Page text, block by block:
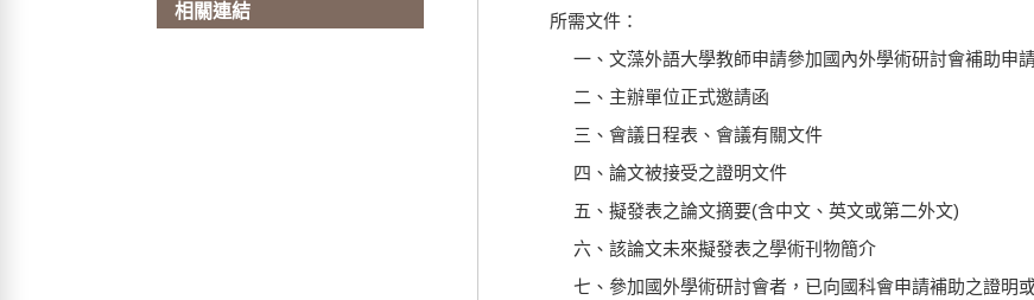
相關連結
所需文件：
一、文藻外語大學教師申請參加國內外學術研討會補助申
二、主辦單位正式邀請函
三、會議日程表、會議有關文件
四、論文被接受之證明文件
五、擬發表之論文摘要(含中文、英文或第二外文)
六、該論文未來擬發表之學術刊物簡介
七、參加國外學術研討會者，已向國科會申請補助之證明